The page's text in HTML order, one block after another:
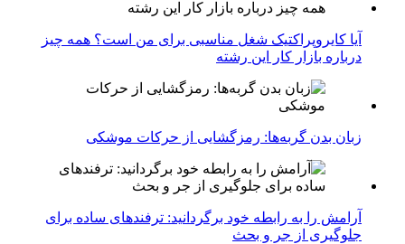
آیا کایروپراکتیک شغل مناسبی برای من است؟ همه چیز
درباره بازار کار این رشته
زبان بدن گربه‌ها: رمزگشایی از حرکات موشکی
آرامش را به رابطه خود برگردانید: ترفندهای ساده برای
جلوگیری از جر و بحث